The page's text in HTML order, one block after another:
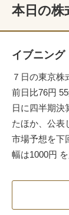
本日の株
イブニング
７日の東京
前日比76円
日に四半期決
たほか、公表
市場予想を下
幅は1000円